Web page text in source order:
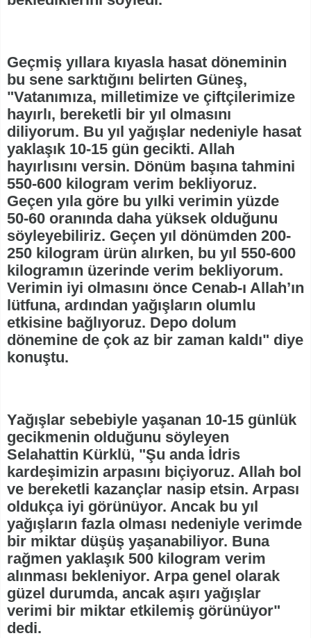
Geçmiş yıllara kıyasla hasat döneminin
bu sene sarktığını belirten Güneş,
"Vatanımıza, milletimize ve çiftçilerimize
hayırlı, bereketli bir yıl olmasını
diliyorum. Bu yıl yağışlar nedeniyle hasat
yaklaşık 10-15 gün gecikti. Allah
hayırlısını versin. Dönüm başına tahmini
550-600 kilogram verim bekliyoruz.
Geçen yıla göre bu yılki verimin yüzde
50-60 oranında daha yüksek olduğunu
söyleyebiliriz. Geçen yıl dönümden 200-
250 kilogram ürün alırken, bu yıl 550-600
kilogramın üzerinde verim bekliyorum.
Verimin iyi olmasını önce Cenab-ı Allah’ın
lütfuna, ardından yağışların olumlu
etkisine bağlıyoruz. Depo dolum
dönemine de çok az bir zaman kaldı" diye
konuştu.
Yağışlar sebebiyle yaşanan 10-15 günlük
gecikmenin olduğunu söyleyen
Selahattin Kürklü, "Şu anda İdris
kardeşimizin arpasını biçiyoruz. Allah bol
ve bereketli kazançlar nasip etsin. Arpası
oldukça iyi görünüyor. Ancak bu yıl
yağışların fazla olması nedeniyle verimde
bir miktar düşüş yaşanabiliyor. Buna
rağmen yaklaşık 500 kilogram verim
alınması bekleniyor. Arpa genel olarak
güzel durumda, ancak aşırı yağışlar
verimi bir miktar etkilemiş görünüyor"
dedi.